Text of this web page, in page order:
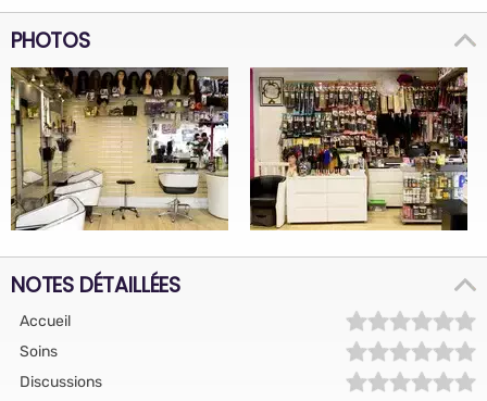
PHOTOS
NOTES DÉTAILLÉES
Accueil
Soins
Discussions